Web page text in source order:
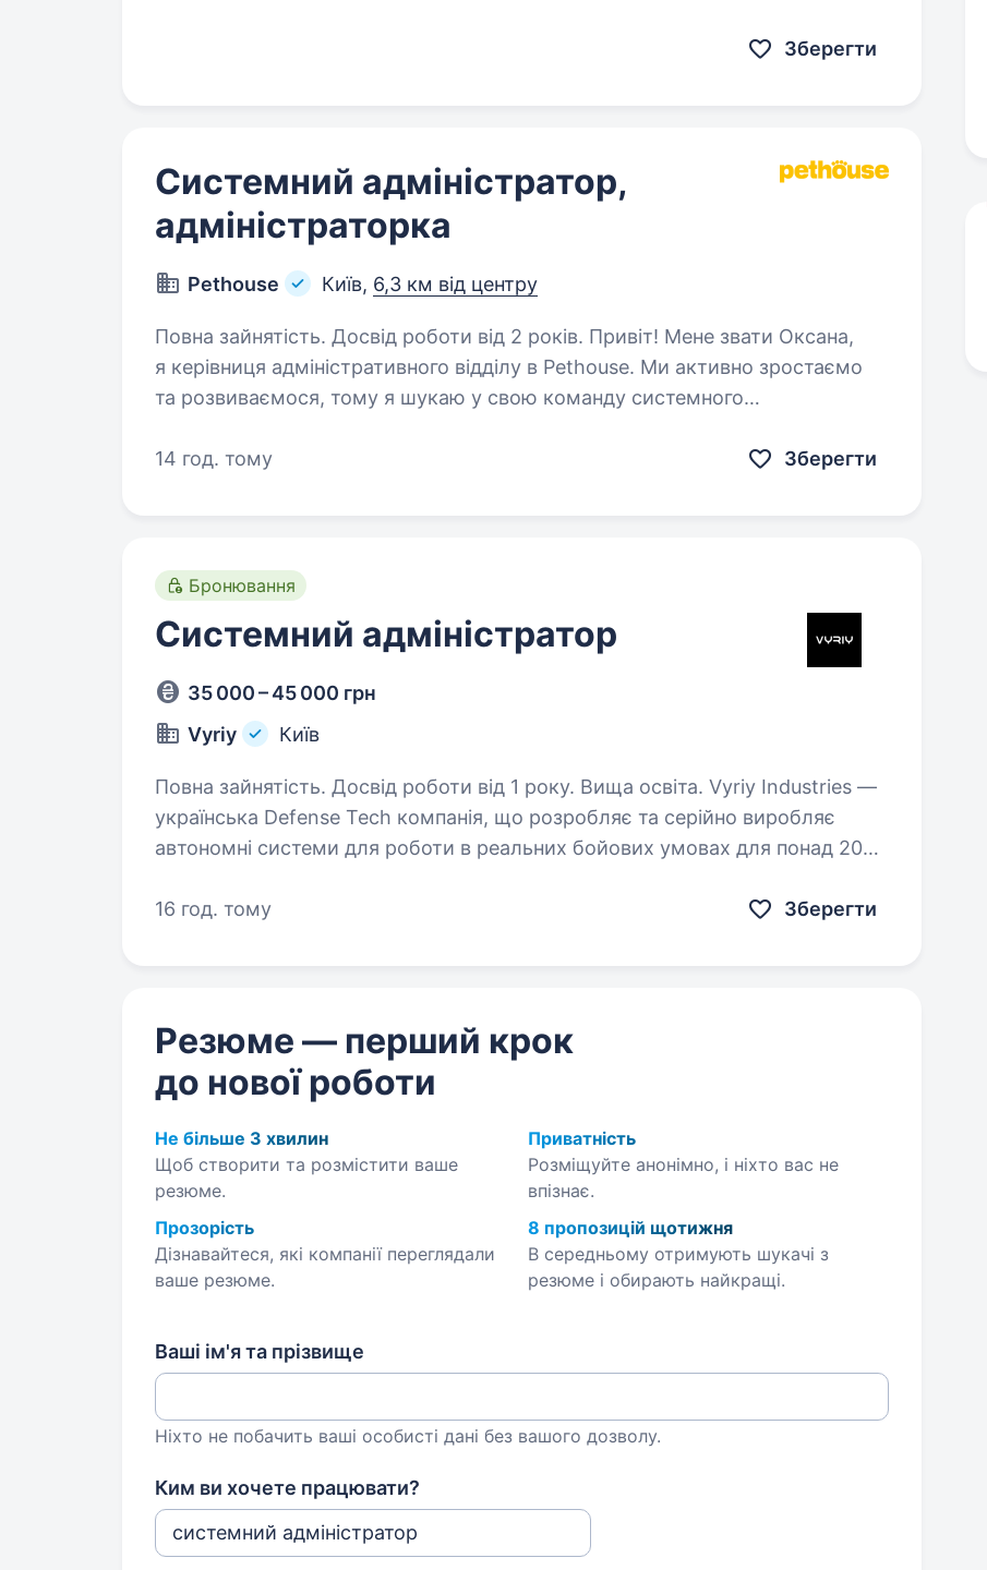
Зберегти
Системний адміністратор,
адміністраторка
Pethouse Київ, 6,3 км від центру
Повна зайнятість. Досвід роботи від 2 років. Привіт! Мене звати Оксана,
я керівниця адміністративного відділу в Pethouse. Ми активно зростаємо
та розвиваємося, тому я шукаю у свою команду системного
14 год. тому
Зберегти
Бронювання
Системний адміністратор
35 000 – 45 000 грн
Vyriy
Київ
Повна зайнятість. Досвід роботи від 1 року. Вища освіта. Vyriy Industries —
українська Defense Tech компанія, що розробляє та серійно виробляє
автономні системи для роботи в реальних бойових умовах для понад 200
16 год. тому
Зберегти
Резюме — перший крок
до нової роботи
Не більше 3 хвилин
Щоб створити та розмістити ваше
резюме.
Приватність
Розміщуйте анонімно, і ніхто вас не
впізнає.
Прозорість
Дізнавайтеся, які компанії переглядали
ваше резюме.
8 пропозицій щотижня
В середньому отримують шукачі з
резюме і обирають найкращі.
Ваші ім'я та прізвище
Ніхто не побачить ваші особисті дані без вашого дозволу.
Ким ви хочете працювати?